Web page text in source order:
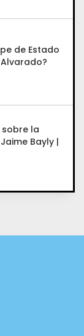
de Estado
sobre la
Bayly |